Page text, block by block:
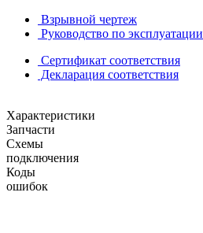
Взрывной чертеж
Руководство по эксплуатации
Сертификат соответствия
Декларация соответствия
Характеристики
Запчасти
Схемы
подключения
Коды
ошибок